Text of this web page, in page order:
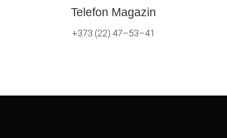
Telefon Magazin
+373 (22) 47–53–41